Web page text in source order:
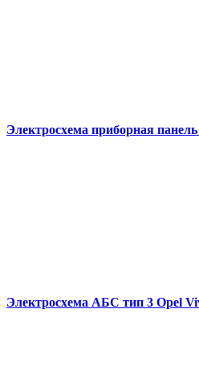
Электросхема приборная
Электросхема АБС тип 3 Opel